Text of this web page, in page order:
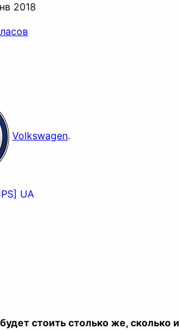
2018
Volkswagen.
стоить столько же, сколько